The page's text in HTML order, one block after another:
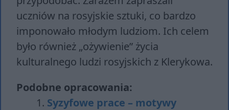
uczniów na rosyjskie sztuki, co bardzo
imponowało młodym ludziom. Ich celem
było również „ożywienie” życia
kulturalnego ludzi rosyjskich z Klerykowa.
Podobne opracowania:
Syzyfowe prace – motywy